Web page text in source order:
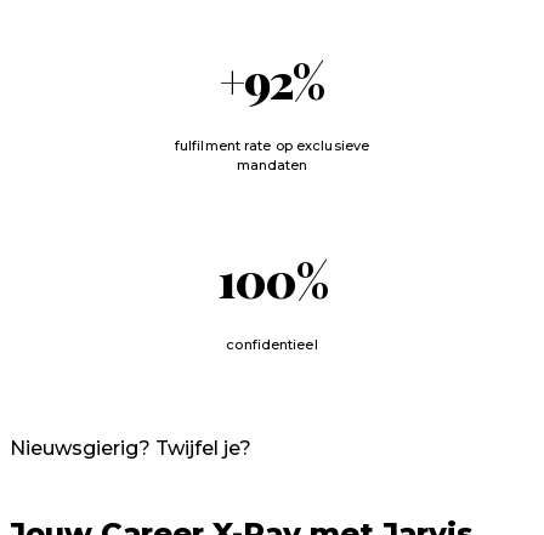
+92%
fulfilment rate op exclusieve
mandaten
100%
confidentieel
Nieuwsgierig? Twijfel je?